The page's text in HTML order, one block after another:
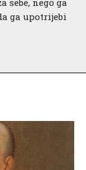
sebe, nego ga
ga upotrijebi